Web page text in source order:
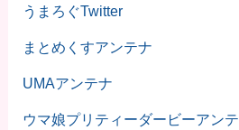
うまろぐTwitter
まとめくすアンテナ
UMAアンテナ
ウマ娘プリティーダービーアン